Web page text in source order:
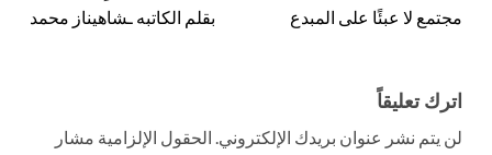
مجتمع لا عبئًا على المبدع
بقلم الكاتبه ـشاهيناز محمد
اترك تعليقاً
لن يتم نشر عنوان بريدك الإلكتروني. الحقول الإلزامية مشار